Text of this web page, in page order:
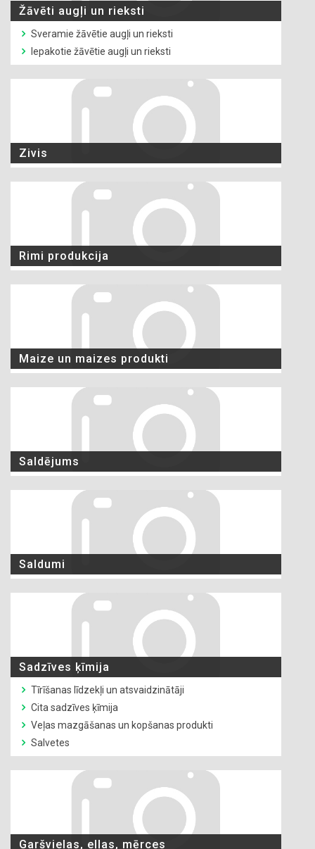
Žāvēti augļi un rieksti
Sveramie žāvētie augļi un rieksti
Iepakotie žāvētie augļi un rieksti
Zivis
Rimi produkcija
Maize un maizes produkti
Saldējums
Saldumi
Sadzīves ķīmija
Tīrīšanas līdzekļi un atsvaidzinātāji
Cita sadzīves ķīmija
Veļas mazgāšanas un kopšanas produkti
Salvetes
Garšvielas, eļļas, mērces